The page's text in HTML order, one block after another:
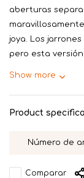
aberturas
joya. Los
pero esta
Show more
Product
Número de
Comparar